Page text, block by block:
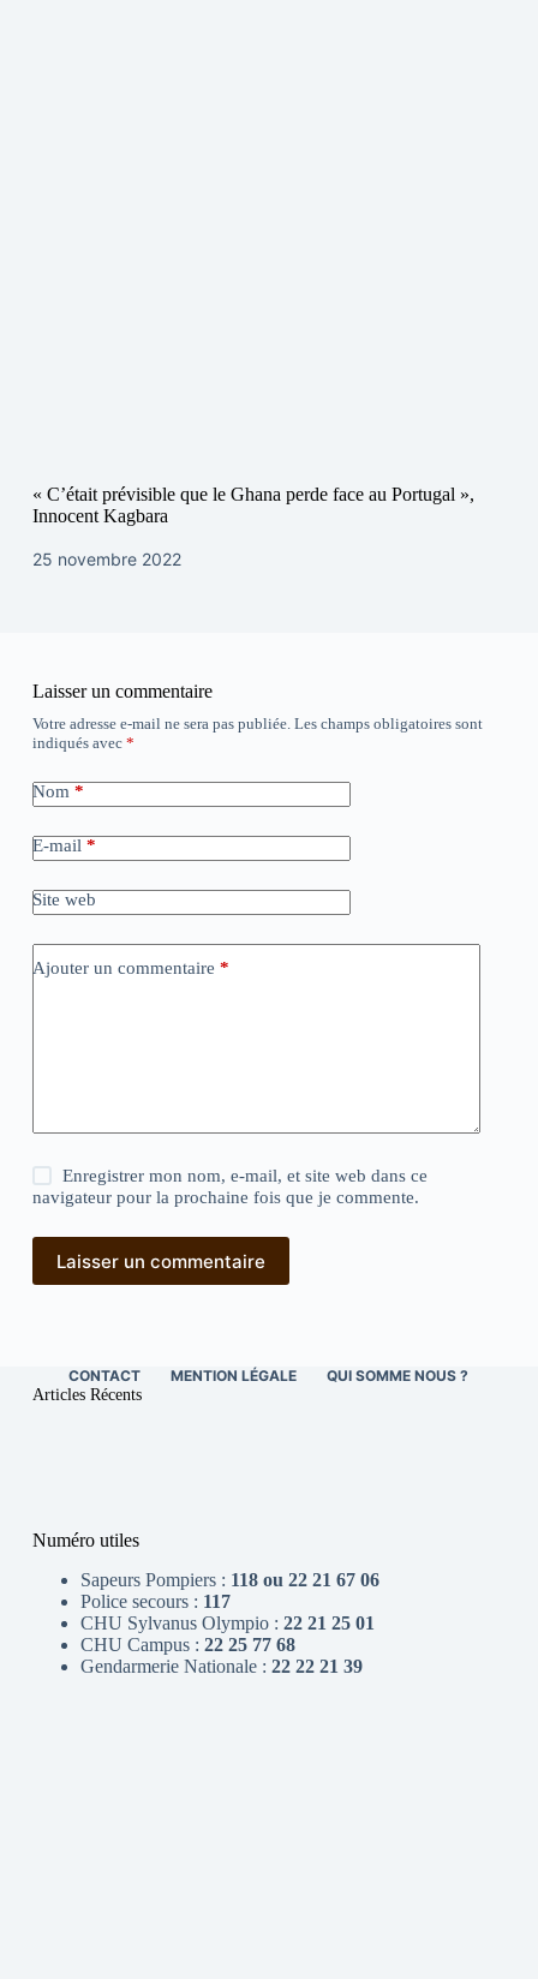
« C’était prévisible que le Ghana perde face au Portugal »,
Innocent Kagbara
25 novembre 2022
Laisser un commentaire
Votre adresse e-mail ne sera pas publiée. Les champs obligatoires sont
indiqués avec *
Nom *
E-mail *
Site web
Ajouter un commentaire *
Enregistrer mon nom, e-mail, et site web dans ce
navigateur pour la prochaine fois que je commente.
Laisser un commentaire
CONTACT MENTION LÉGALE QUI SOMME NOUS ?
Articles Récents
Numéro utiles
Sapeurs Pompiers : 118 ou 22 21 67 06
Police secours : 117
CHU Sylvanus Olympio : 22 21 25 01
CHU Campus : 22 25 77 68
Gendarmerie Nationale : 22 22 21 39